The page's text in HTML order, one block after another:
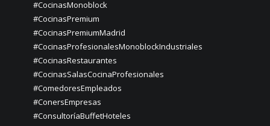
#CocinasMonoblock
#CocinasPremium
#CocinasPremiumMadrid
#CocinasProfesionalesMonoblockIndustriales
#CocinasRestaurantes
#CocinasSalasCocinaProfesionales
#ComedoresEmpleados
#ConersEmpresas
#ConsultoríaBuffetHoteles